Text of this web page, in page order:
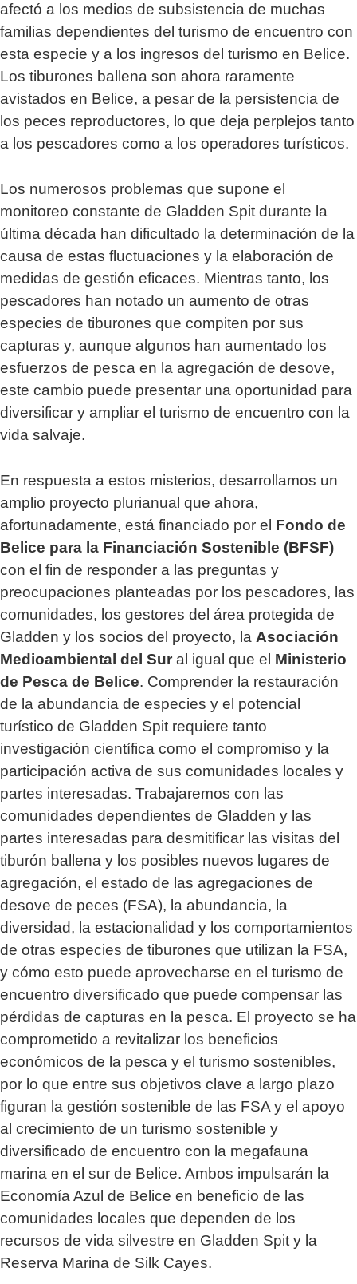
afectó a los medios de subsistencia de muchas
familias dependientes del turismo de encuentro con
esta especie y a los ingresos del turismo en Belice.
Los tiburones ballena son ahora raramente
avistados en Belice, a pesar de la persistencia de
los peces reproductores, lo que deja perplejos tanto
a los pescadores como a los operadores turísticos.
Los numerosos problemas que supone el
monitoreo constante de Gladden Spit durante la
última década han dificultado la determinación de la
causa de estas fluctuaciones y la elaboración de
medidas de gestión eficaces. Mientras tanto, los
pescadores han notado un aumento de otras
especies de tiburones que compiten por sus
capturas y, aunque algunos han aumentado los
esfuerzos de pesca en la agregación de desove,
este cambio puede presentar una oportunidad para
diversificar y ampliar el turismo de encuentro con la
vida salvaje.
En respuesta a estos misterios, desarrollamos un
amplio proyecto plurianual que ahora,
afortunadamente, está financiado por el Fondo de
Belice para la Financiación Sostenible (BFSF)
con el fin de responder a las preguntas y
preocupaciones planteadas por los pescadores, las
comunidades, los gestores del área protegida de
Gladden y los socios del proyecto, la Asociación
Medioambiental del Sur al igual que el Ministerio
de Pesca de Belice. Comprender la restauración
de la abundancia de especies y el potencial
turístico de Gladden Spit requiere tanto
investigación científica como el compromiso y la
participación activa de sus comunidades locales y
partes interesadas. Trabajaremos con las
comunidades dependientes de Gladden y las
partes interesadas para desmitificar las visitas del
tiburón ballena y los posibles nuevos lugares de
agregación, el estado de las agregaciones de
desove de peces (FSA), la abundancia, la
diversidad, la estacionalidad y los comportamientos
de otras especies de tiburones que utilizan la FSA,
y cómo esto puede aprovecharse en el turismo de
encuentro diversificado que puede compensar las
pérdidas de capturas en la pesca. El proyecto se ha
comprometido a revitalizar los beneficios
económicos de la pesca y el turismo sostenibles,
por lo que entre sus objetivos clave a largo plazo
figuran la gestión sostenible de las FSA y el apoyo
al crecimiento de un turismo sostenible y
diversificado de encuentro con la megafauna
marina en el sur de Belice. Ambos impulsarán la
Economía Azul de Belice en beneficio de las
comunidades locales que dependen de los
recursos de vida silvestre en Gladden Spit y la
Reserva Marina de Silk Cayes.